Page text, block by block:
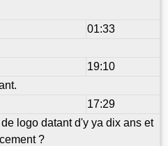
01:33
19:10
17:29
logo datant d'y ya dix ans et
?